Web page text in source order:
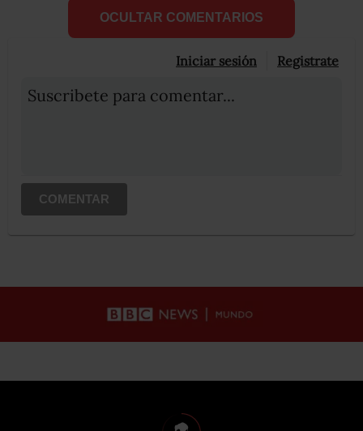
OCULTAR COMENTARIOS
Iniciar sesión Registrate
Suscribete para comentar...
COMENTAR